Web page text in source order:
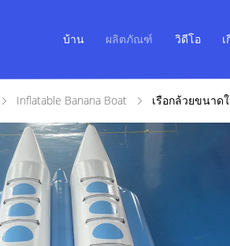
บ้าน ผลิตภัณฑ์ วิดีโอ
Inflatable Banana Boat เรือกล้วยขนาด